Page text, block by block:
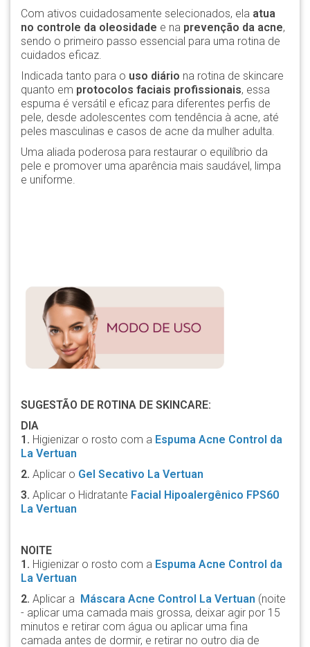
Com ativos cuidadosamente selecionados, ela atua
no controle da oleosidade e na prevenção da acne,
sendo o primeiro passo essencial para uma rotina de
cuidados eficaz.
Indicada tanto para o uso diário na rotina de skincare
quanto em protocolos faciais profissionais, essa
espuma é versátil e eficaz para diferentes perfis de
pele, desde adolescentes com tendência à acne, até
peles masculinas e casos de acne da mulher adulta.
Uma aliada poderosa para restaurar o equilíbrio da
pele e promover uma aparência mais saudável, limpa
e uniforme.
SUGESTÃO DE ROTINA DE SKINCARE:
DIA
1. Higienizar o rosto com a Espuma Acne Control da
La Vertuan
2. Aplicar o Gel Secativo La Vertuan
3. Aplicar o Hidratante Facial Hipoalergênico FPS60
La Vertuan
NOITE
1. Higienizar o rosto com a Espuma Acne Control da
La Vertuan
2. Aplicar a Máscara Acne Control La Vertuan (noite
- aplicar uma camada mais grossa, deixar agir por 15
minutos e retirar com água ou aplicar uma fina
camada antes de dormir, e retirar no outro dia de